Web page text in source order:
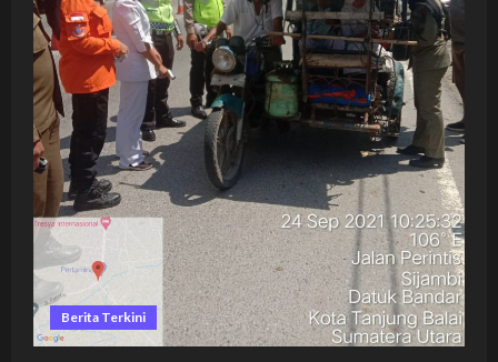
DI
KOTA
TANJUNGBALAI
Berita Terkini